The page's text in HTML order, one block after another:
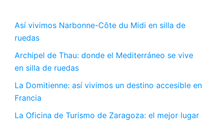
Así vivimos Narbonne-Côte du Midi en silla de
ruedas
Archipel de Thau: donde el Mediterráneo se vive
en silla de ruedas
La Domitienne: así vivimos un destino accesible en
Francia
La Oficina de Turismo de Zaragoza: el mejor lugar